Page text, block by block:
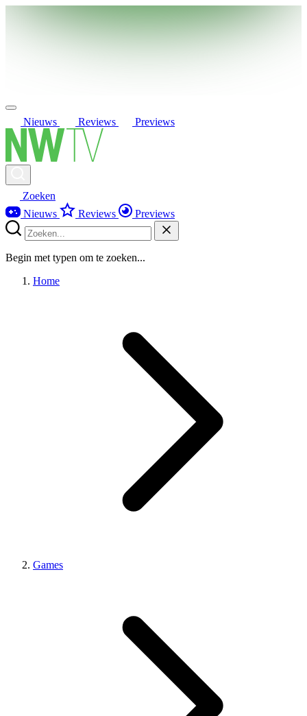
Nieuws Reviews Previews
Zoeken
Nieuws
Reviews Previews
Begin met typen om te zoeken...
Home
Games